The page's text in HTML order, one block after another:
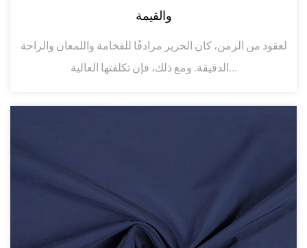
والقيمة
لعقود من الزمن، كان الحرير مرادفًا للفخامة واللمعان والراحة
الدقيقة. ومع ذلك، فإن تكلفتها العالية...